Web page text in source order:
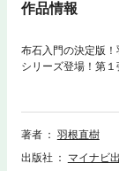
作品情報
布石入門の決定版
シリーズ登場！第
ない、という方の
石の基本を中心に
ある」と言います
などの隅や辺を打つ
つ手順を追って、着
著者
羽根直樹
出版社
マイナビ